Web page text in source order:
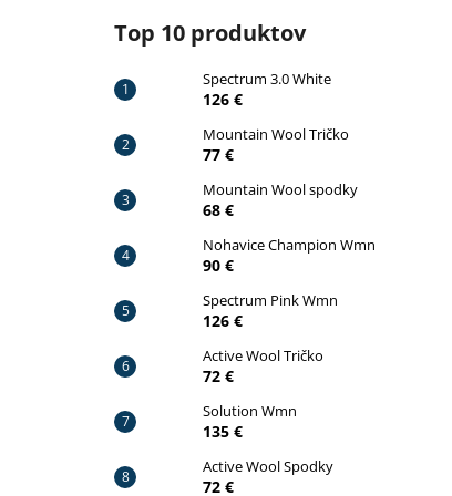
Top 10 produktov
Spectrum 3.0 White
126 €
Mountain Wool Tričko
77 €
Mountain Wool spodky
68 €
Nohavice Champion Wmn
90 €
Spectrum Pink Wmn
126 €
Active Wool Tričko
72 €
Solution Wmn
135 €
Active Wool Spodky
72 €
126 €
Pôvodne: